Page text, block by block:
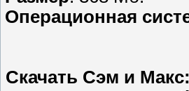
Операционная
Скачать Сэм и